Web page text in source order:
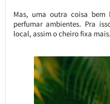
Mas, uma outra coisa bem
perfumar ambientes. Pra
local, assim o cheiro fixa mais.